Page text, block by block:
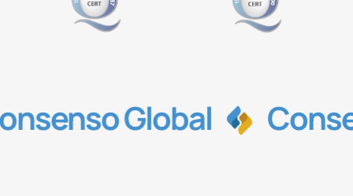
Consenso